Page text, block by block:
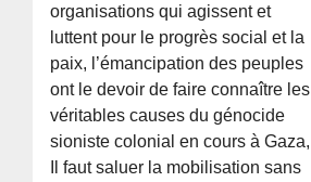
organisations qui agissent et
luttent pour le progrès social et la
paix, l’émancipation des peuples
ont le devoir de faire connaître les
véritables causes du génocide
sioniste colonial en cours à Gaza,
Il faut saluer la mobilisation sans